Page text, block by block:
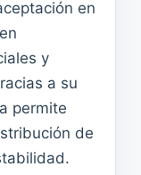
en
y
a su
permite
de